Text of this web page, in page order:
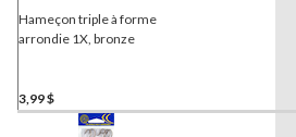
Hameçon triple à forme
arrondie 1X, bronze
3,99 $